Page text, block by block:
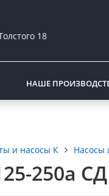
18
НАШЕ
и насосы К Насосы
250а